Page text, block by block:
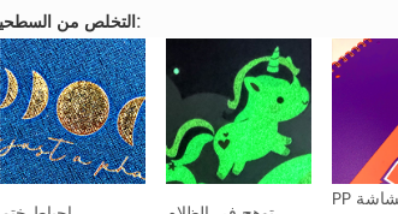
التخلص من السطحية:
PP طباعة الشاشة